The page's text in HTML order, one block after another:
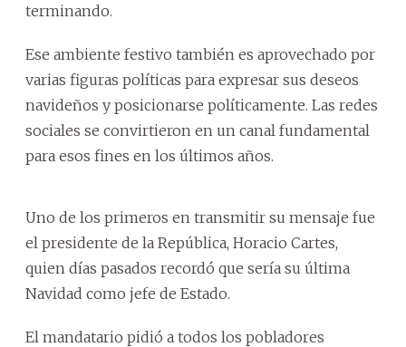
terminando.
Ese ambiente festivo también es aprovechado por
varias figuras políticas para expresar sus deseos
navideños y posicionarse políticamente. Las redes
sociales se convirtieron en un canal fundamental
para esos fines en los últimos años.
Uno de los primeros en transmitir su mensaje fue
el presidente de la República, Horacio Cartes,
quien días pasados recordó que sería su última
Navidad como jefe de Estado.
El mandatario pidió a todos los pobladores